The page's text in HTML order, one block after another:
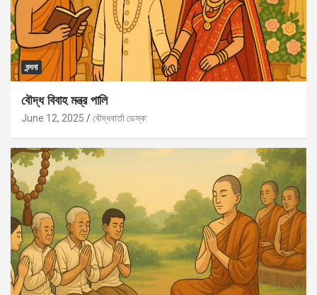
বন্দনা
বৌদ্ধ বিবাহ মন্ত্র পালি
June 12, 2025 বৌদ্ধবার্তা ডেস্ক: